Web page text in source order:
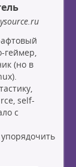
.ru
геймер,
(но в
self-
с